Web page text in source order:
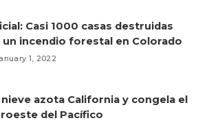
Casi 1000 casas destruidas
un incendio forestal en Colorado
1, 2022
nieve azota California y congela el
del Pacífico